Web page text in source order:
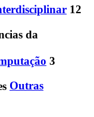
12
3
Outras